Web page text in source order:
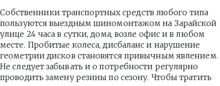
Собственники транспортных средств любого типа
пользуются выездным шиномонтажом на Зарайской
улице 24 часа в сутки, дома, возле офис и в любом
месте. Пробитые колеса, дисбаланс и нарушение
геометрии дисков становятся привычным явлением.
Не следует забывать и о потребности регулярно
проводить замену резины по сезону. Чтобы тратить